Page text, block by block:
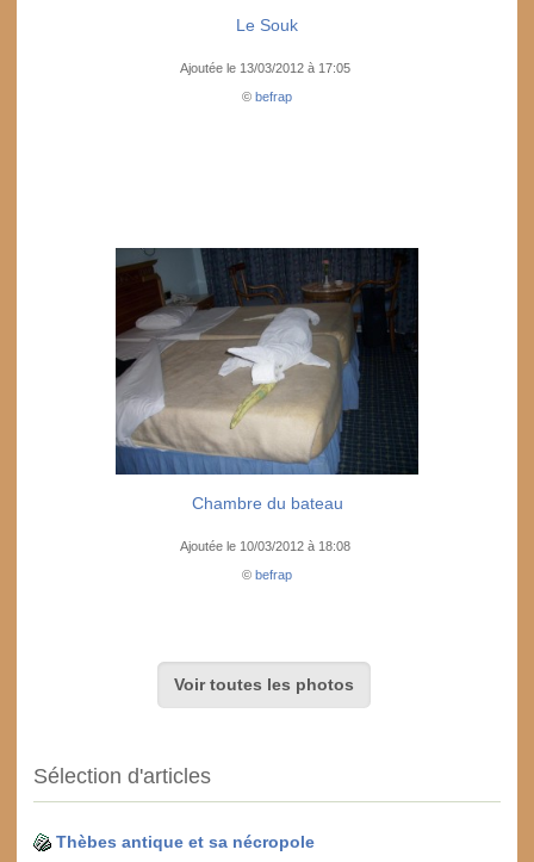
Le Souk
Ajoutée le 13/03/2012 à 17:05
© befrap
Chambre du bateau
Ajoutée le 10/03/2012 à 18:08
© befrap
Voir toutes les photos
Sélection d'articles
Thèbes antique et sa nécropole